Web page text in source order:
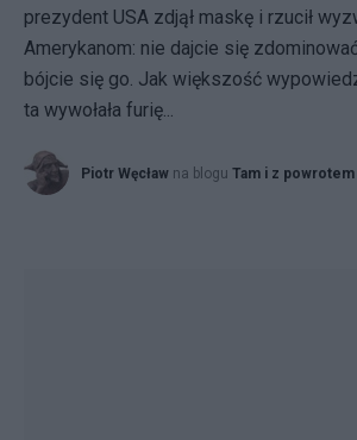
prezydent USA zdjął maskę i rzucił
Amerykanom: nie dajcie się
bójcie się go. Jak większość
ta wywołała furię...
Piotr Węcław na blogu Tam i z powrotem